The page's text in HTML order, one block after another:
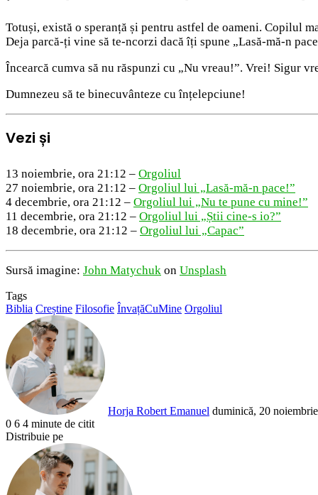
Totuși, există o speranță și pentru astfel de oameni. Copilul
Deja parcă-ți vine să te-ncorzi dacă îți spune „Lasă-mă-n
Încearcă cumva să nu răspunzi cu „Nu vreau!”. Vrei! Sigur
Dumnezeu să te binecuvânteze cu înțelepciune!
Vezi și
13 noiembrie, ora 21:12 – Orgoliul
27 noiembrie, ora 21:12 – Orgoliul lui „Lasă-mă-n pace!”
4 decembrie, ora 21:12 – Orgoliul lui „Nu te pune cu mine!”
11 decembrie, ora 21:12 – Orgoliul lui „Știi cine-s io?”
18 decembrie, ora 21:12 – Orgoliul lui „Capac”
Sursă imagine: John Matychuk on Unsplash
Tags
Biblia Creștine Filosofie ÎnvațăCuMine Orgoliul
Horja Robert Emanuel duminică, 20
0 6 4 minute de citit
Facebook
X
LinkedIn
Pinterest
Reddit
WhatsApp
Telegram
Share
Email
Distribuie pe
Facebook
LinkedIn
Pinterest
Email